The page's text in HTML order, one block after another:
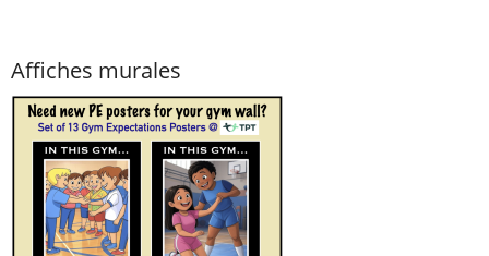
Affiches murales